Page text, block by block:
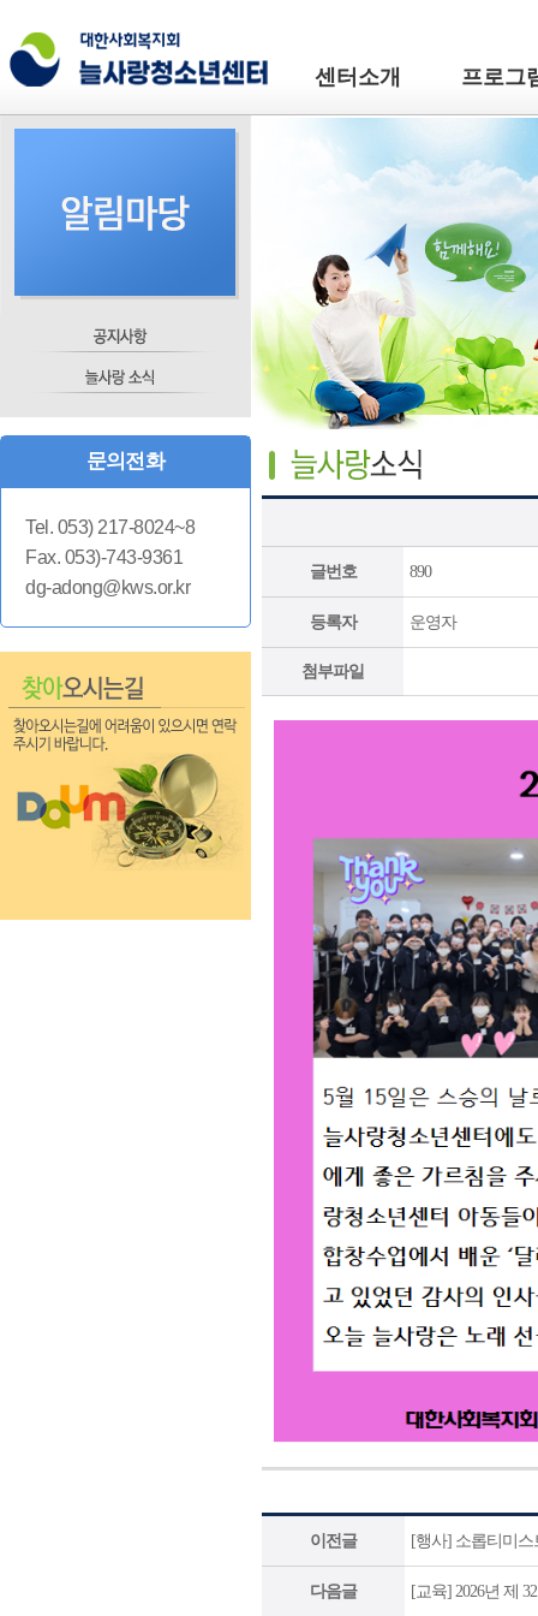
센터소개 프로그
문의전화
Tel. 053) 217-8024~8
Fax. 053)-743-9361
dg-adong@kws.or.kr
글번호 890
등록자 운영자
첨부파일
이전글 [행사] 소롭티미
다음글 [교육] 2026년 제